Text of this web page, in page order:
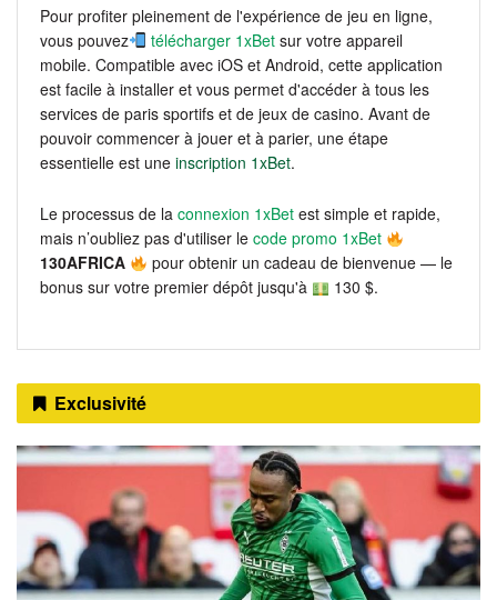
Pour profiter pleinement de l'expérience de jeu en ligne,
vous pouvez
télécharger 1xBet sur votre appareil
mobile. Compatible avec iOS et Android, cette application
est facile à installer et vous permet d'accéder à tous les
services de paris sportifs et de jeux de casino. Avant de
pouvoir commencer à jouer et à parier, une étape
essentielle est une inscription 1xBet.
Le processus de la connexion 1xBet est simple et rapide,
mais n’oubliez pas d'utiliser le code promo 1xBet
130AFRICA
pour obtenir un cadeau de bienvenue — le
bonus sur votre premier dépôt jusqu'à
130 $.
Exclusivité